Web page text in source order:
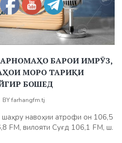
БАРОИ ИМРӮЗ,
МОРО ТАРИҚИ
БОШЕД
BYfarhangfm.tj
навоҳии атрофи он 106,5
FM, вилояти Суғд 106,1 FM, ш.